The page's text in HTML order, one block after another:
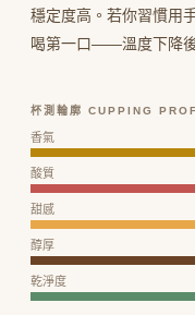
穩定度高。若你習慣用
喝第一口——溫度下降
杯測輪廓 CUPPING
香氣
酸質
甜感
醇厚
乾淨度